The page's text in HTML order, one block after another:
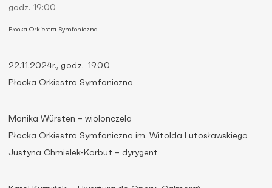
22.11.2024r., godz. 19.00
Płocka Orkiestra Symfoniczna
Monika Würsten – wiolonczela
Płocka Orkiestra Symfoniczna im. Witolda Lutosławskiego
Justyna Chmielek-Korbut – dyrygent
godz. 19:00
Płocka Orkiestra Symfoniczna